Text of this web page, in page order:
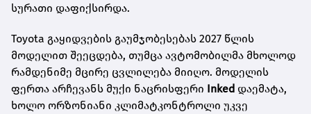
სურათი დაფიქსირდა.
Toyota გაყიდვების გაუმჯობესებას 2027 წლის
მოდელით შეეცდება, თუმცა ავტომობილმა მხოლოდ
რამდენიმე მცირე ცვლილება მიიღო. მოდელის
ფერთა არჩევანს მუქი ნაცრისფერი Inked დაემატა,
ხოლო ორზონიანი კლიმატკონტროლი უკვე